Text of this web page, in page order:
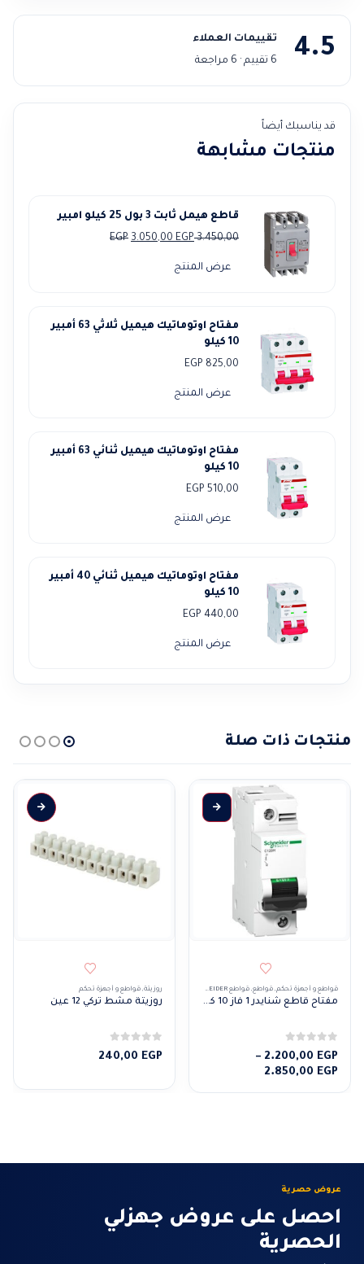
4.5
تقييمات العملاء
6 تقييم · 6 مراجعة
قد يناسبك أيضاً
منتجات مشابهة
قاطع هيمل ثابت 3 بول 25 كيلو امبير
3.450,00
EGP
السعر 3.050,00EGP
السعر
عرض المنتج
مفتاح اوتوماتيك هيميل ثلاثي 63 أمبير
10 كيلو
825,00
EGP
عرض المنتج
مفتاح اوتوماتيك هيميل ثنائي 63 أمبير
10 كيلو
510,00
EGP
عرض المنتج
مفتاح اوتوماتيك هيميل ثنائي 40 أمبير
10 كيلو
440,00
EGP
عرض المنتج
منتجات ذات صلة
قواطع و أجهزة تحكم, قواطع, قواطع SCHNEIDER
مفتاح قاطع شنايدر 1 فاز 10 كيلو C120N
0من 5
2.200,00 EGP
–
2.850,00 EGP
روزيتة, قواطع و أجهزة تحكم
روزيتة مشط تركي 12 عين
0من 5
240,00 EGP
عروض حصرية
احصل على عروض جهزلي
الحصرية